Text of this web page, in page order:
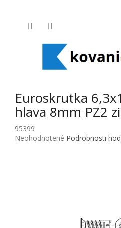
Euroskrutka
hlava 8mm PZ2
95399
Priemerné hodnotenie produktu
Neohodnotené Podrobnosti